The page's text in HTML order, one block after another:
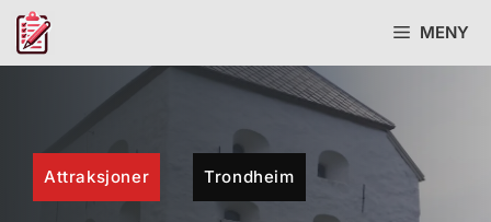
Hopp
MENY
Attraksjoner Trondheim